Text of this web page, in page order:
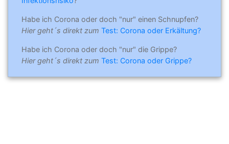
Habe ich Corona oder doch "nur" einen Schnupfen?
Hier geht´s direkt zum Test: Corona oder Erkältung?
Habe ich Corona oder doch "nur" die Grippe?
Hier geht´s direkt zum Test: Corona oder Grippe?